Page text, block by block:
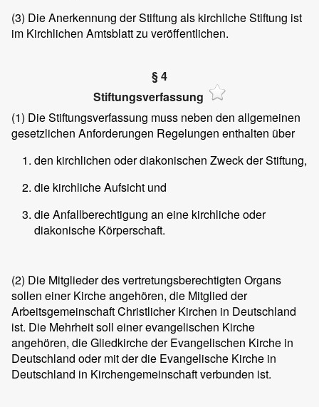
(3) Die Anerkennung der Stiftung als kirchliche Stiftung ist
im Kirchlichen Amtsblatt zu veröffentlichen.
§ 4
Stiftungsverfassung
(1) Die Stiftungsverfassung muss neben den allgemeinen
gesetzlichen Anforderungen Regelungen enthalten über
den kirchlichen oder diakonischen Zweck der Stiftung,
die kirchliche Aufsicht und
die Anfallberechtigung an eine kirchliche oder
diakonische Körperschaft.
(2) Die Mitglieder des vertretungsberechtigten Organs
sollen einer Kirche angehören, die Mitglied der
Arbeitsgemeinschaft Christlicher Kirchen in Deutschland
ist. Die Mehrheit soll einer evangelischen Kirche
angehören, die Gliedkirche der Evangelischen Kirche in
Deutschland oder mit der die Evangelische Kirche in
Deutschland in Kirchengemeinschaft verbunden ist.